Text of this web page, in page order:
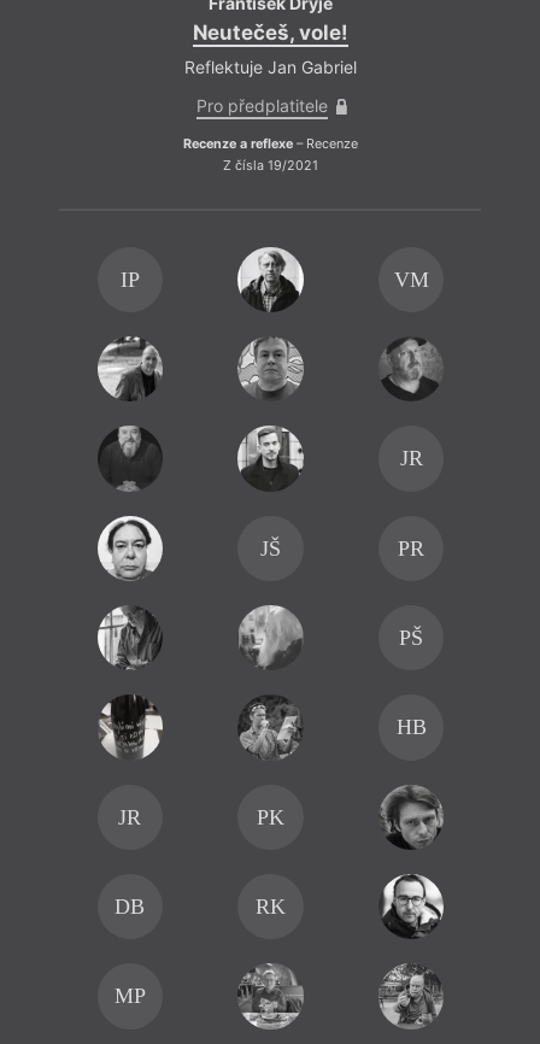
Neutečeš, vole!
Reflektuje Jan Gabriel
Pro předplatitele
Recenze a reflexe– Recenze
Z čísla 19/2021
IP VM
JR
JŠ PR
PŠ
HB
JR PK
DB RK
MP